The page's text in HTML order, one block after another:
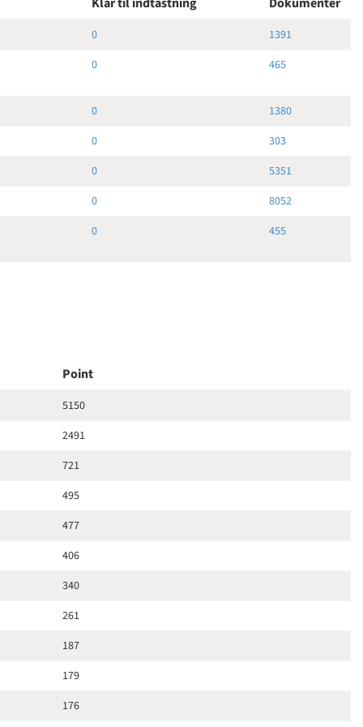
0
1391
0
465
0
1380
0
303
0
5351
0
8052
0
455
Point
5150
2491
721
495
477
406
340
261
187
179
176